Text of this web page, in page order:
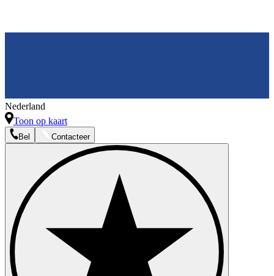
Nederland
Toon op kaart
Bel Contacteer